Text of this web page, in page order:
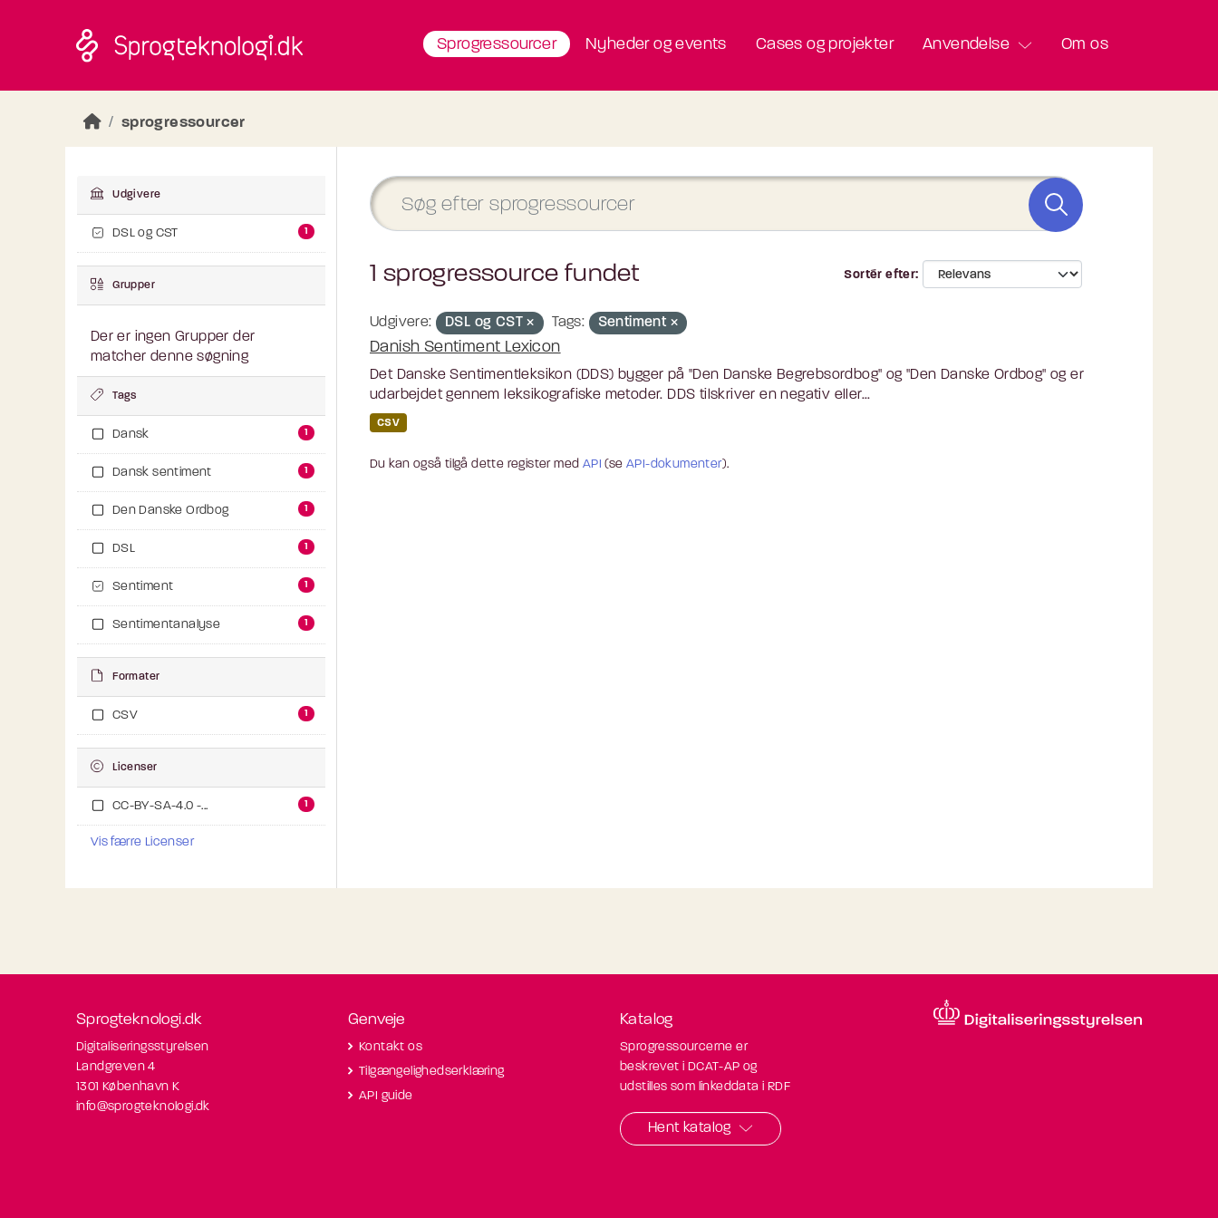
Sprogressourcer Nyheder og events Cases og projekter Anvendelse Om os
sprogressourcer
Udgivere
DSL og CST 1
Grupper
Der er ingen Grupper der
matcher denne søgning
Tags
Dansk 1
Dansk sentiment 1
Den Danske Ordbog 1
DSL 1
Sentiment 1
Sentimentanalyse 1
Formater
CSV 1
Licenser
CC-BY-SA-4.0 -... 1
Vis færre Licenser
Sortér efter
1 sprogressource fundet
Udgivere: DSL og CST Tags: Sentiment
Danish Sentiment Lexicon
Det Danske Sentimentleksikon (DDS) bygger på "Den Danske Begrebsordbog" og "Den Danske Ordbog" og er
udarbejdet gennem leksikografiske metoder. DDS tilskriver en negativ eller...
CSV
Du kan også tilgå dette register med API (seAPI-dokumenter).
Sprogteknologi.dk
Digitaliseringsstyrelsen
Landgreven 4
1301 København K
info@sprogteknologi.dk
Genveje
Kontakt os
Tilgængelighedserklæring
API guide
Katalog
Sprogressourcerne er
beskrevet i DCAT-AP og
udstilles som linkeddata i RDF
Hent katalog